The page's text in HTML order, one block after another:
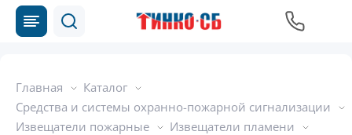
Главная
Каталог
Средства и системы охранно-пожарной сигнализации
Извещатели пожарные
Извещатели пламени